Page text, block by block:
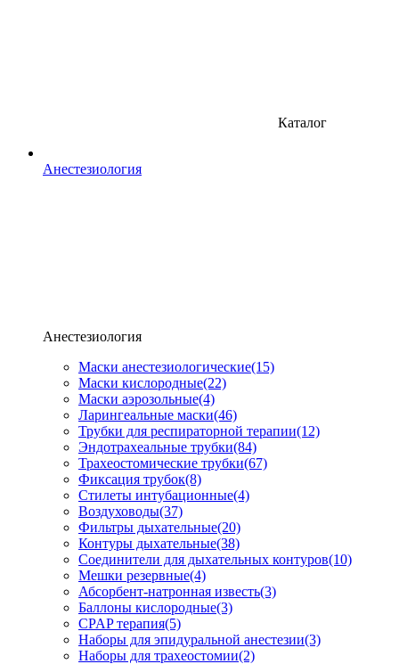
Каталог
Анестезиология
Анестезиология
Маски анестезиологические(15)
Маски кислородные(22)
Маски аэрозольные(4)
Ларингеальные маски(46)
Трубки для респираторной терапии(12)
Эндотрахеальные трубки(84)
Трахеостомические трубки(67)
Фиксация трубок(8)
Стилеты интубационные(4)
Воздуховоды(37)
Фильтры дыхательные(20)
Контуры дыхательные(38)
Соединители для дыхательных контуров(10)
Мешки резервные(4)
Абсорбент-натронная известь(3)
Баллоны кислородные(3)
CPAP терапия(5)
Наборы для эпидуральной анестезии(3)
Наборы для трахеостомии(2)